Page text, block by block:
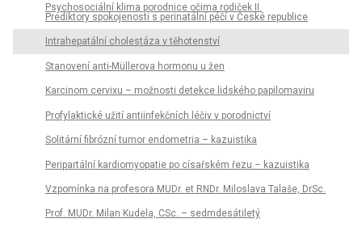
Psychosociální klima porodnice očima rodiček II.
Prediktory spokojenosti s perinatální péčí v České republice
Intrahepatální cholestáza v těhotenství
Stanovení anti-Müllerova hormonu u žen
Karcinom cervixu – možnosti detekce lidského papilomaviru
Profylaktické užití antiinfekčních léčiv v porodnictví
Solitární fibrózní tumor endometria – kazuistika
Peripartální kardiomyopatie po císařském řezu – kazuistika
Vzpomínka na profesora MUDr. et RNDr. Miloslava Talaše, DrSc.
Prof. MUDr. Milan Kudela, CSc. – sedmdesátiletý